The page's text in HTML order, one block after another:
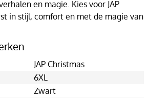
en magie. Kies voor JAP
in stijl, comfort en met de magie van
JAP Christmas
6XL
Zwart